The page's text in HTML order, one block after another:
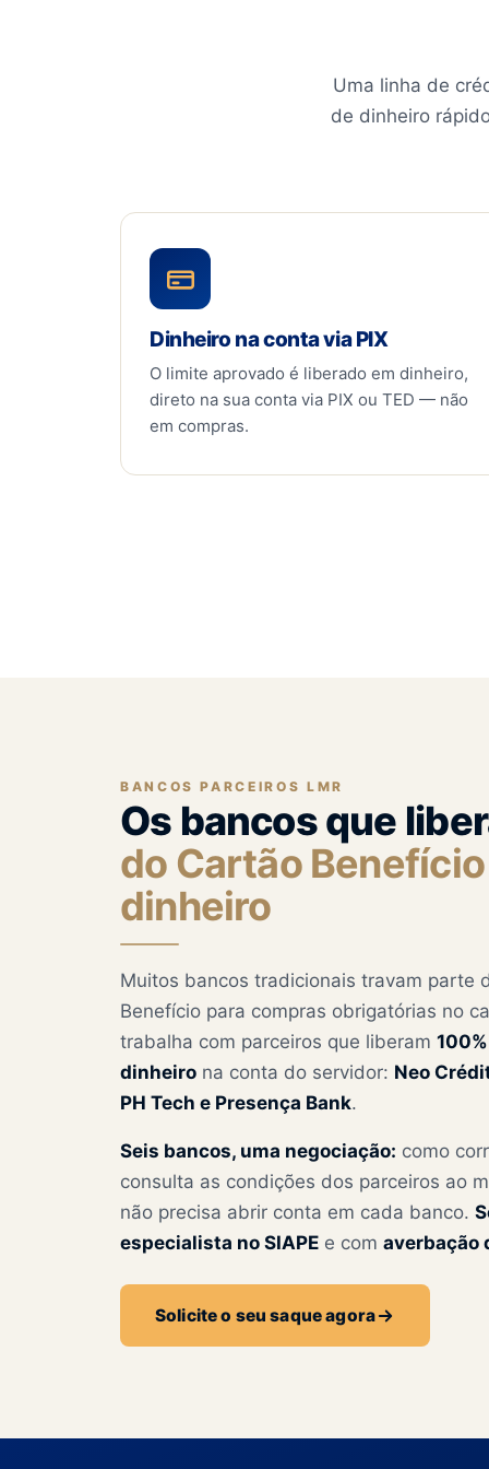
Uma linha de
de dinheiro
Dinheiro na conta via PIX
O limite aprovado é liberado em dinheiro,
direto na sua conta via PIX ou TED — não
em compras.
BANCOS PARCEIROS LMR
Os bancos que
do Cartão
dinheiro
Muitos bancos tradicionais travam parte
Benefício para compras obrigatórias no
trabalha com parceiros que liberam
dinheiro na conta do servidor: Neo
PH Tech e Presença Bank.
Seis bancos, uma negociação: como
consulta as condições dos parceiros ao
não precisa abrir conta em cada banco.
especialista no SIAPE e com averbação
Solicite o seu saque agora